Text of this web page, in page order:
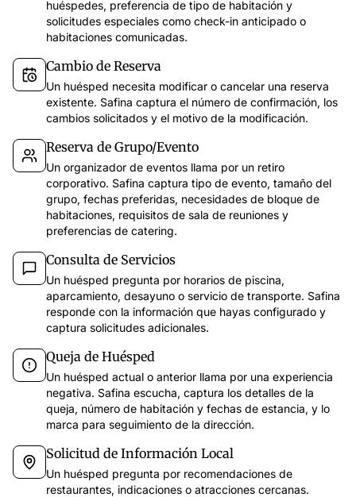
app.safina.ai
47
De
confianza
3
Sospechoso Peligroso
Últimos 7 días Filtrar
Emma Martin67s
12 dic
huéspedes, preferencia de tipo de habitación y
solicitudes especiales como check-in anticipado o
habitaciones comunicadas.
Cambio de Reserva
Un huésped necesita modificar o cancelar una reserva
existente. Safina captura el número de confirmación, los
cambios solicitados y el motivo de la modificación.
Reserva de Grupo/Evento
Un organizador de eventos llama por un retiro
corporativo. Safina captura tipo de evento, tamaño del
grupo, fechas preferidas, necesidades de bloque de
habitaciones, requisitos de sala de reuniones y
preferencias de catering.
Consulta de Servicios
Un huésped pregunta por horarios de piscina,
aparcamiento, desayuno o servicio de transporte. Safina
responde con la información que hayas configurado y
captura solicitudes adicionales.
Queja de Huésped
Un huésped actual o anterior llama por una experiencia
negativa. Safina escucha, captura los detalles de la
queja, número de habitación y fechas de estancia, y lo
marca para seguimiento de la dirección.
Solicitud de Información Local
Un huésped pregunta por recomendaciones de
restaurantes, indicaciones o atracciones cercanas.